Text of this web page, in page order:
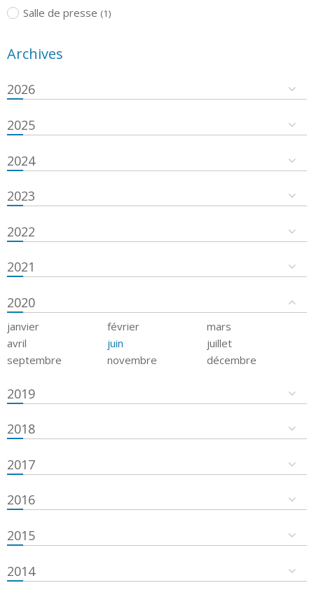
Salle de presse (1)
Archives
2026
2025
2024
2023
2022
2021
2020
janvier février
mars
avril
juin
juillet
septembre
novembre décembre
2019
2018
2017
2016
2015
2014